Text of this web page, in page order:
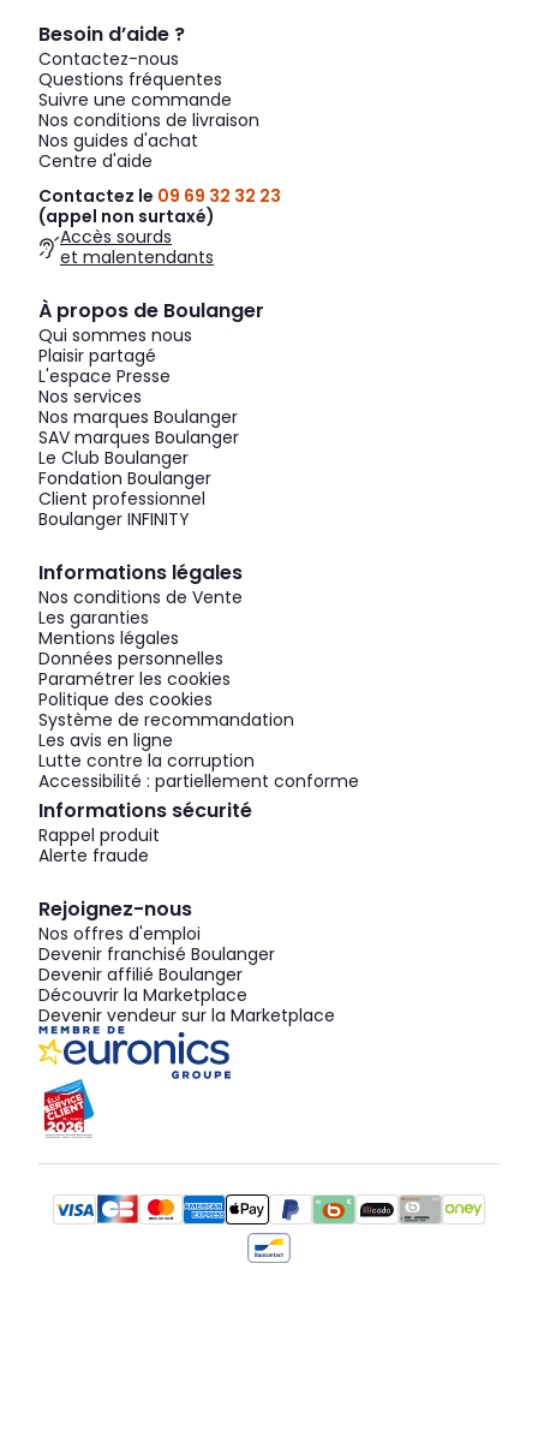
Besoin d’aide ?
Contactez-nous
Questions fréquentes
Suivre une commande
Nos conditions de livraison
Nos guides d'achat
Centre d'aide
Contactez le 09 69 32 32 23
(appel non surtaxé)
Accès sourds
et malentendants
À propos de Boulanger
Qui sommes nous
Plaisir partagé
L'espace Presse
Nos services
Nos marques Boulanger
SAV marques Boulanger
Le Club Boulanger
Fondation Boulanger
Client professionnel
Boulanger INFINITY
Informations légales
Nos conditions de Vente
Les garanties
Mentions légales
Données personnelles
Paramétrer les cookies
Politique des cookies
Système de recommandation
Les avis en ligne
Lutte contre la corruption
Accessibilité : partiellement conforme
Informations sécurité
Rappel produit
Alerte fraude
Rejoignez-nous
Nos offres d'emploi
Devenir franchisé Boulanger
Devenir affilié Boulanger
Découvrir la Marketplace
Devenir vendeur sur la Marketplace